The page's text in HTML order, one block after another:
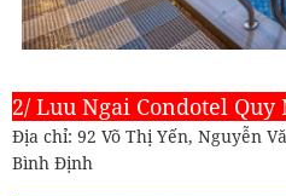
2/ Luu Ngai Condotel Quy
Địa chỉ: 92 Võ Thị Yến, Nguyễn
Bình Định